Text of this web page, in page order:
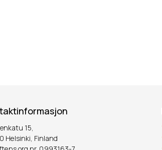
15,
Helsinki, Finland